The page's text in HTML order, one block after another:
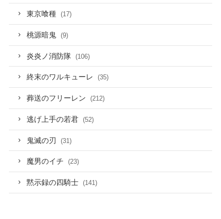
東京喰種 (17)
桃源暗鬼 (9)
炎炎ノ消防隊 (106)
終末のワルキューレ (35)
葬送のフリーレン (212)
逃げ上手の若君 (52)
鬼滅の刃 (31)
魔男のイチ (23)
黙示録の四騎士 (141)